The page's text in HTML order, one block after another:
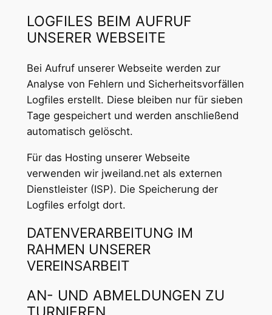
LOGFILES BEIM AUFRUF
UNSERER WEBSEITE
Bei Aufruf unserer Webseite werden zur
Analyse von Fehlern und Sicherheitsvorfällen
Logfiles erstellt. Diese bleiben nur für sieben
Tage gespeichert und werden anschließend
automatisch gelöscht.
Für das Hosting unserer Webseite
verwenden wir jweiland.net als externen
Dienstleister (ISP). Die Speicherung der
Logfiles erfolgt dort.
DATENVERARBEITUNG IM
RAHMEN UNSERER
VEREINSARBEIT
AN- UND ABMELDUNGEN ZU